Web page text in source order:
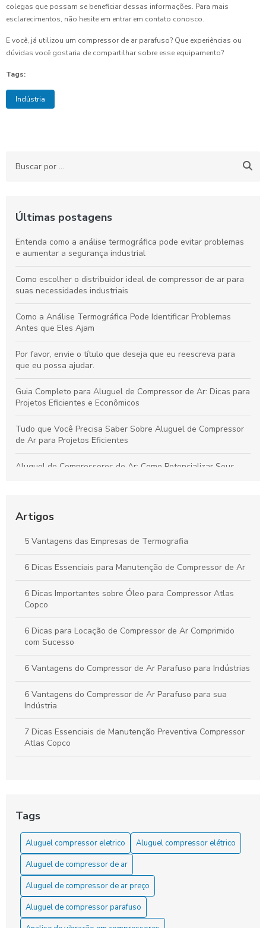
colegas que possam se beneficiar dessas informações. Para mais
esclarecimentos, não hesite em entrar em contato conosco.
E você, já utilizou um compressor de ar parafuso? Que experiências ou
dúvidas você gostaria de compartilhar sobre esse equipamento?
Tags:
Indústria
Últimas postagens
Entenda como a análise termográfica pode evitar problemas
e aumentar a segurança industrial
Como escolher o distribuidor ideal de compressor de ar para
suas necessidades industriais
Como a Análise Termográfica Pode Identificar Problemas
Antes que Eles Ajam
Por favor, envie o título que deseja que eu reescreva para
que eu possa ajudar.
Guia Completo para Aluguel de Compressor de Ar: Dicas para
Projetos Eficientes e Econômicos
Tudo que Você Precisa Saber Sobre Aluguel de Compressor
de Ar para Projetos Eficientes
Aluguel de Compressores de Ar: Como Potencializar Seus
Eficiência e Resultados Comprovados
Aprenda Técnicas Comprovadas para Aumentar Sua
Produtividade de Forma Prática e Duradoura
Como o Aluguel de Compressores de Ar Impulsiona a
Eficiência e Reduz Custos no Seu Negócio
Artigos
5 Vantagens das Empresas de Termografia
6 Dicas Essenciais para Manutenção de Compressor de Ar
6 Dicas Importantes sobre Óleo para Compressor Atlas
Copco
6 Dicas para Locação de Compressor de Ar Comprimido
com Sucesso
6 Vantagens do Compressor de Ar Parafuso para Indústrias
6 Vantagens do Compressor de Ar Parafuso para sua
Indústria
7 Dicas Essenciais de Manutenção Preventiva Compressor
Atlas Copco
A locação de compressor de ar comprimido: a solução
econômica para suas necessidades!
Aluguel de compressor de ar é a solução ideal para suas
necessidades de pressão e eficiência
Aluguel de compressor de ar para projetos: como escolher
o ideal
Tags
Aluguel compressor eletrico
Aluguel compressor elétrico
Aluguel de compressor de ar
Aluguel de compressor de ar preço
Aluguel de compressor parafuso